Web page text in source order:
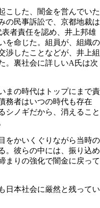
こした、闇金を営んでいた
の民事訴訟で、京都地裁は
者責任を認め、井上邦雄
を命じた。組員が、組織の
渉したことなどが、井上組
。裏社会に詳しいA氏は次
まの時代はトップにまで責
務者はいつの時代も存在
シノギだから、消えること
をかいくぐりながら当時の
。彼らの中には、振り込め
まりの強化で闇金に戻って
日本社会に厳然と残ってい